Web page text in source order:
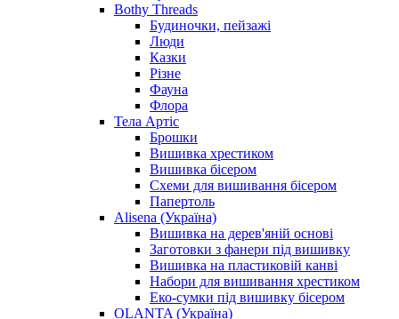
Bothy Threads
Будиночки, пейзажі
Люди
Казки
Різне
Фауна
Флора
Тела Артіс
Брошки
Вишивка хрестиком
Вишивка бісером
Схеми для вишивання бісером
Папертоль
Alisena (Україна)
Вишивка на дерев'яній основі
Заготовки з фанери під вишивку
Вишивка на пластиковій канві
Набори для вишивання хрестиком
Еко-сумки під вишивку бісером
OLANTA (Україна)